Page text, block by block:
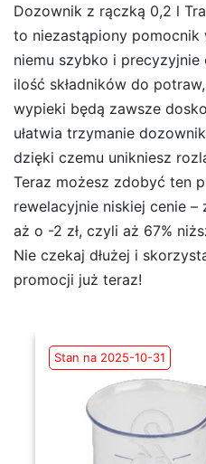
Dozownik z rączką 0,2 l
to niezastąpiony pomocnik
niemu szybko i
ilość składników do
wypieki będą zawsze
ułatwia trzymanie
dzięki czemu unikniesz
Teraz możesz zdobyć ten
rewelacyjnie niskiej cenie –
aż o -2 zł, czyli aż 67%
Nie czekaj dłużej i
promocji już teraz!
Stan na 2025-10-31